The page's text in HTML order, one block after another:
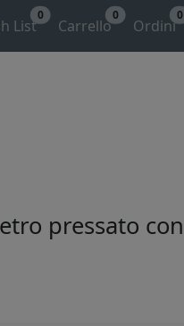
List
0
Carrello
0
Ordini
0
pressato con